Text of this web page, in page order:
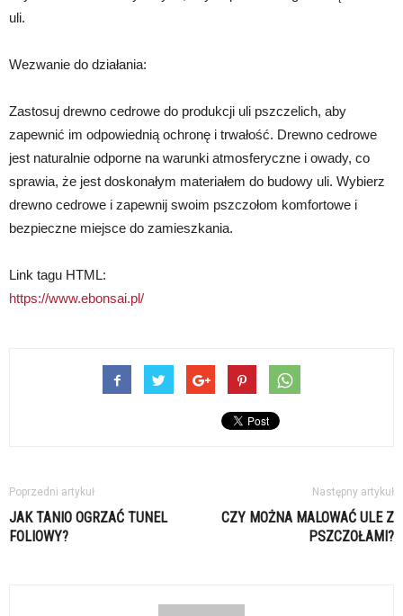
uli.
Wezwanie do działania:
Zastosuj drewno cedrowe do produkcji uli pszczelich, aby
zapewnić im odpowiednią ochronę i trwałość. Drewno cedrowe
jest naturalnie odporne na warunki atmosferyczne i owady, co
sprawia, że jest doskonałym materiałem do budowy uli. Wybierz
drewno cedrowe i zapewnij swoim pszczołom komfortowe i
bezpieczne miejsce do zamieszkania.
Link tagu HTML:
https://www.ebonsai.pl/
Poprzedni artykuł
JAK TANIO OGRZAĆ TUNEL
FOLIOWY?
Następny artykuł
CZY MOŻNA MALOWAĆ ULE Z
PSZCZOŁAMI?